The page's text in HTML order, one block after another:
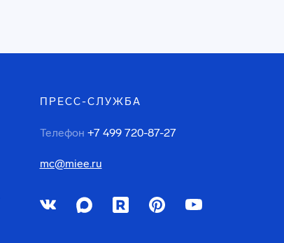
ПРЕСС-СЛУЖБА
Телефон +7 499 720-87-27
mc@miee.ru